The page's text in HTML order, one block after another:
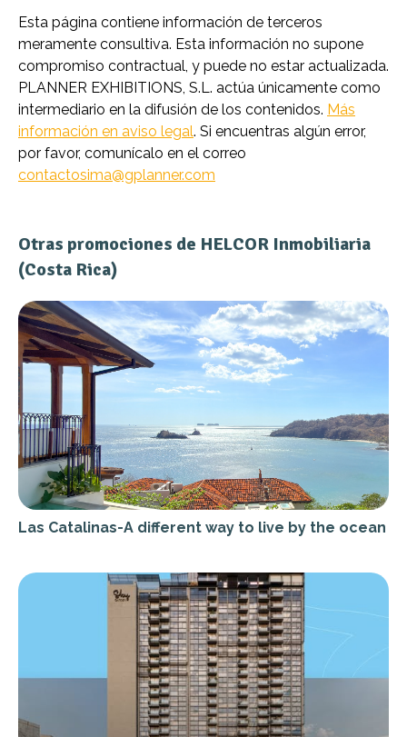
Esta página contiene información de terceros
meramente consultiva. Esta información no supone
compromiso contractual, y puede no estar actualizada.
PLANNER EXHIBITIONS, S.L. actúa únicamente como
intermediario en la difusión de los contenidos. Más
información en aviso legal. Si encuentras algún error,
por favor, comunícalo en el correo
contactosima@gplanner.com
Otras promociones de HELCOR Inmobiliaria
(Costa Rica)
Las Catalinas-A different way to live by the ocean